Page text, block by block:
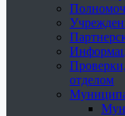
отделом